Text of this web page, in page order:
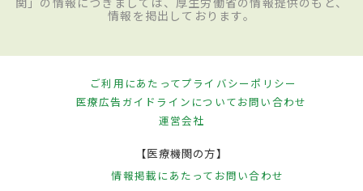
情報を掲出しております。
ご利用にあたってプライバシーポリシー
医療広告ガイドラインについてお問い合わせ
運営会社
【医療機関の方】
情報掲載にあたって お問い合わせ